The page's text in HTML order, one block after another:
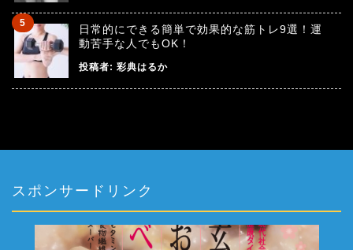
日常的にできる簡単で効果的な筋トレ9選！運
動苦手な人でもOK！
投稿者: 彩典はるか
スポンサードリンク